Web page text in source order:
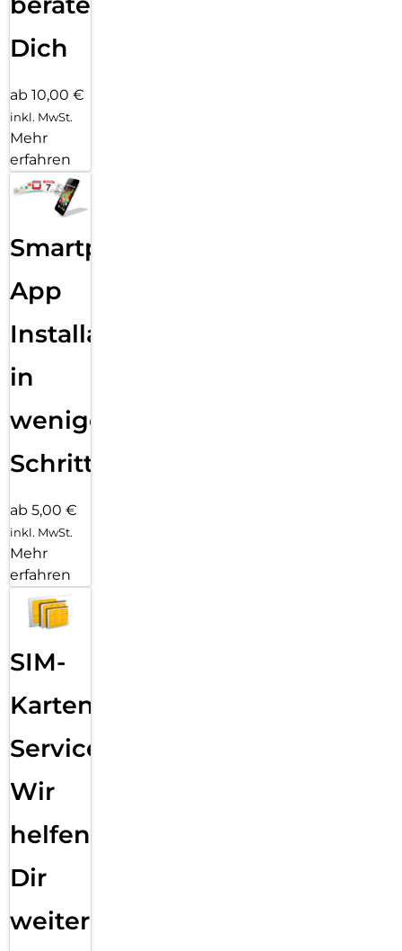
Dich
ab 10,00 €
inkl. MwSt.
Mehr
erfahren
Smartphone
App
Installation
in
wenigen
Schritten
ab 5,00 €
inkl. MwSt.
Mehr
erfahren
SIM-
Karten
Service:
Wir
helfen
Dir
weiter